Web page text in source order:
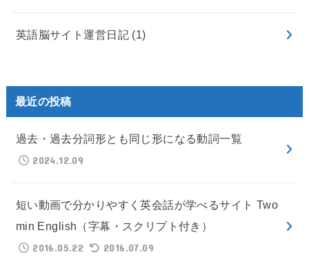
英語脳サイト運営日記 (1)
最近の投稿
過去・過去分詞形とも同じ形になる動詞一覧
2024.12.09
短い動画で分かりやすく英会話が学べるサイト Two
min English（字幕・スクリプト付き）
2016.05.22
2016.07.09